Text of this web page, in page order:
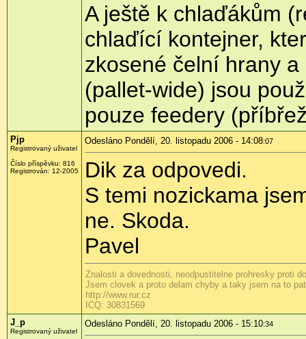
A ještě k chlaďákům
chlaďící kontejner,
zkosené čelní hrany
(pallet-wide) jsou
pouze feedery
Pjp
Registrovaný uživatel
Číslo příspěvku: 816
Registrován: 12-2005
Odesláno Pondělí, 20. listopadu 2006 - 14:08:07
Dik za odpovedi.
S temi nozickama
ne. Skoda.
Pavel
Znalosti a dovednosti, neodpustitelne prohresky proti
Jsem clovek a proto delam chyby a taky jsem na to
http://www.rur.cz
ICQ: 30831569
J_p
Registrovaný uživatel
Odesláno Pondělí, 20. listopadu 2006 - 15:10:34